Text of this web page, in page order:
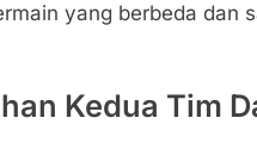
yang berbeda dan
Kedua Tim